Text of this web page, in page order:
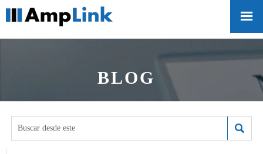

BLOG
